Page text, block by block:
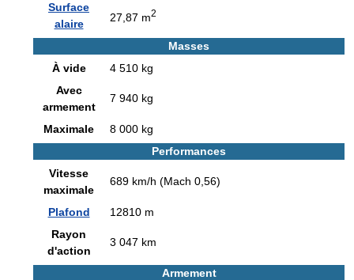
Surface
alaire
27,87 m2
Masses
À vide
4 510 kg
Avec
armement
7 940 kg
Maximale
8 000 kg
Performances
Vitesse
maximale
689 km/h (Mach 0,56)
Plafond
12810 m
Rayon
d'action
3 047 km
Armement